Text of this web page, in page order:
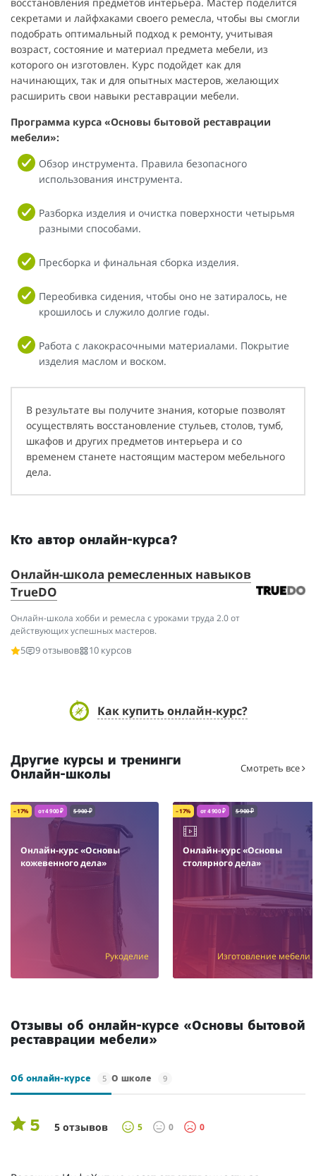
секретами и лайфхаками своего ремесла, чтобы вы смогли
подобрать оптимальный подход к ремонту, учитывая
возраст, состояние и материал предмета мебели, из
которого он изготовлен. Курс подойдет как для
начинающих, так и для опытных мастеров, желающих
расширить свои навыки реставрации мебели.
Программа курса «Основы бытовой реставрации
мебели»:
Обзор инструмента. Правила безопасного
использования инструмента.
Разборка изделия и очистка поверхности четырьмя
разными способами.
Пресборка и финальная сборка изделия.
Переобивка сидения, чтобы оно не затиралось, не
крошилось и служило долгие годы.
Работа с лакокрасочными материалами. Покрытие
изделия маслом и воском.
В результате вы получите знания, которые позволят
осуществлять восстановление стульев, столов, тумб,
шкафов и других предметов интерьера и со
временем станете настоящим мастером мебельного
дела.
Кто автор онлайн-курса?
Онлайн-школа ремесленных навыков
TrueDO
Онлайн-школа хобби и ремесла с уроками труда 2.0 от
действующих успешных мастеров.
5
9 отзывов 10 курсов
Как купить онлайн-курс?
Другие курсы и тренинги
Онлайн-школы
Смотреть все
– 17% от 4 900 ₽ 5 900 ₽
Онлайн-курс «Основы
кожевенного дела»
Рукоделие
– 17% от 4 900 ₽ 5 900 ₽
Онлайн-курс «Основы
столярного дела»
Изготовление мебели
Отзывы об онлайн-курсе «Основы бытовой
реставрации мебели»
Об онлайн-курсе 5 О школе 9
5 5 отзывов 5 0 0